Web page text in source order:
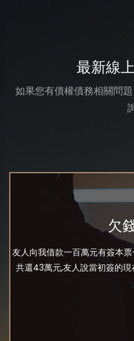
最新線
如果您有債權債務相關問
欠
友人向我借款一百萬元有簽本
共還43萬元,友人說當初簽的